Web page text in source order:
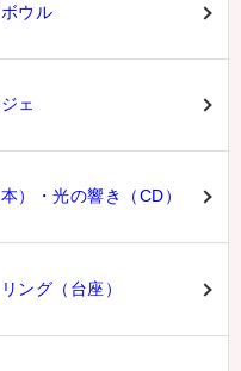
ウル
ェ
）・光の響き（CD）
ング（台座）